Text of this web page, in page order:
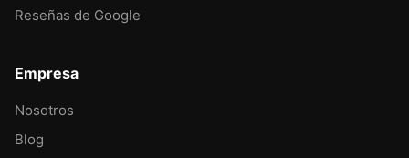
Reseñas de Google
Empresa
Nosotros
Blog